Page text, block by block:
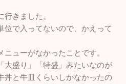
きました。
位で入ってないので、かえって
ューがなかったことです。
大盛り」「特盛」みたいなのが
丼と牛皿くらいしかなかったの